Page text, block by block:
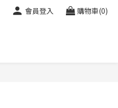
會員登入 購物車(0)